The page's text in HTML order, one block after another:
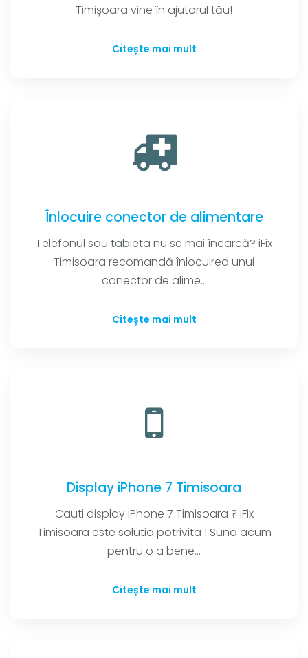
Timișoara vine în ajutorul tău!
Citește mai mult
Înlocuire conector de alimentare
Telefonul sau tableta nu se mai încarcă? iFix
Timisoara recomandă înlocuirea unui
conector de alime...
Citește mai mult
Display iPhone 7 Timisoara
Cauti display iPhone 7 Timisoara ? iFix
Timisoara este solutia potrivita ! Suna acum
pentru o a bene...
Citește mai mult